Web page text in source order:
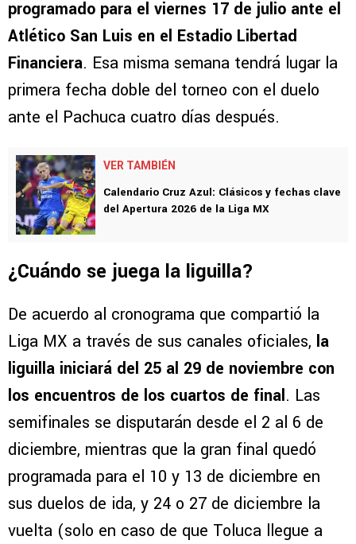
programado para el viernes 17 de julio ante el
Atlético San Luis en el Estadio Libertad
Financiera. Esa misma semana tendrá lugar la
primera fecha doble del torneo con el duelo
ante el Pachuca cuatro días después.
VER TAMBIÉN
Calendario Cruz Azul: Clásicos y fechas clave
del Apertura 2026 de la Liga MX
¿Cuándo se juega la liguilla?
De acuerdo al cronograma que compartió la
Liga MX a través de sus canales oficiales, la
liguilla iniciará del 25 al 29 de noviembre con
los encuentros de los cuartos de final. Las
semifinales se disputarán desde el 2 al 6 de
diciembre, mientras que la gran final quedó
programada para el 10 y 13 de diciembre en
sus duelos de ida, y 24 o 27 de diciembre la
vuelta (solo en caso de que Toluca llegue a